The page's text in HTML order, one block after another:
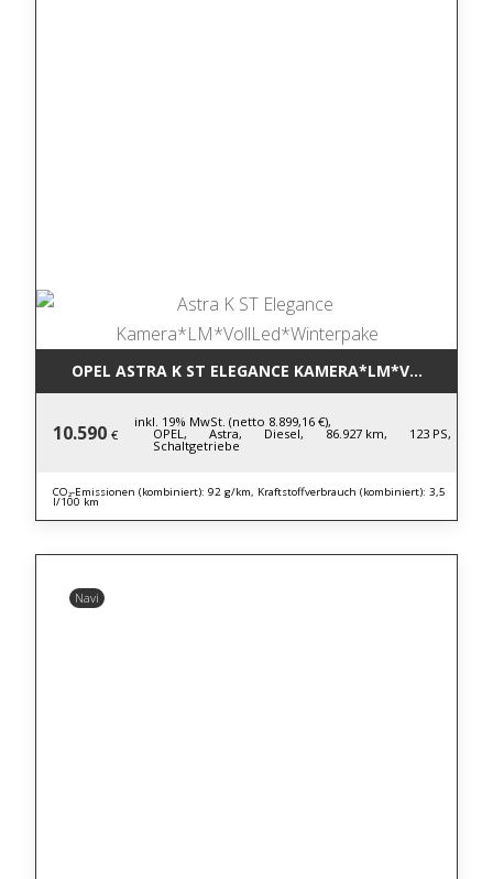
OPEL ASTRA K ST ELEGANCE
10.590 €
inkl. 19% MwSt. (netto 8.899,16 €),
OPEL, Astra, Diesel, 86.927 km, 123 PS,
Schaltgetriebe
CO₂-Emissionen (kombiniert): 92 g/km, Kraftstoffverbrauch (kombiniert): 3,5
l/100 km
Navi